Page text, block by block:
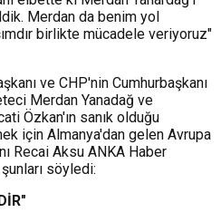
Merdan da benim yol
birlikte mücadele veriyoruz"
ve CHP'nin Cumhurbaşkanı
Merdan Yanadağ ve
Özkan'ın sanık olduğu
için Almanya'dan gelen Avrupa
Recai Aksu ANKA Haber
şunları söyledi: